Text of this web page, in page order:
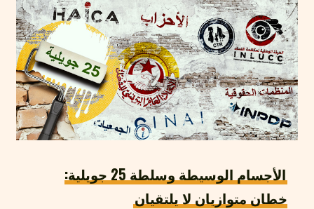
الأجسام الوسيطة وسلطة 25 جويلية:
خطان متوازيان لا يلتقيان